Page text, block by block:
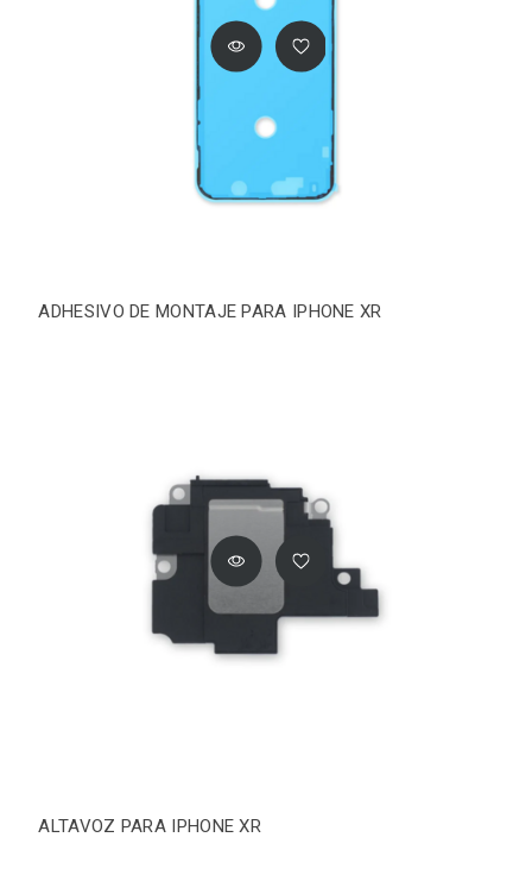
ADHESIVO DE MONTAJE PARA IPHONE XR
ALTAVOZ PARA IPHONE XR